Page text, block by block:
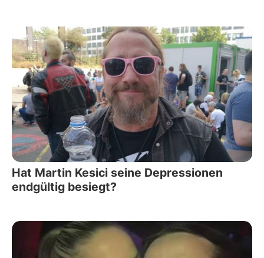
Hat Martin Kesici seine Depressionen
endgültig besiegt?